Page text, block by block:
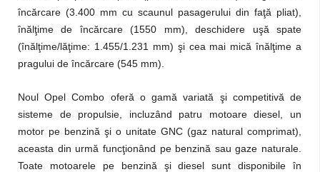
încărcare (3.400 mm cu scaunul pasagerului din faţă pliat),
înălţime de încărcare (1550 mm), deschidere uşă spate
(înălţime/lăţime: 1.455/1.231 mm) şi cea mai mică înălţime a
pragului de încărcare (545 mm).
Noul Opel Combo oferă o gamă variată şi competitivă de
sisteme de propulsie, incluzând patru motoare diesel, un
motor pe benzină şi o unitate GNC (gaz natural comprimat),
aceasta din urmă funcţionând pe benzină sau gaze naturale.
Toate motoarele pe benzină şi diesel sunt disponibile în